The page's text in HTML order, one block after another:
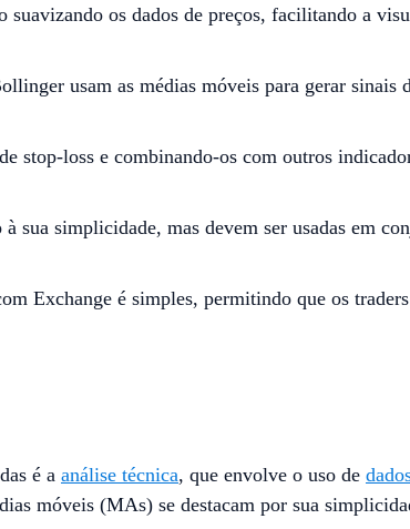
os dados de preços, facilitando a
usam as médias móveis para gerar
stop-loss e combinando-os com outros
sua simplicidade, mas devem ser usadas em
Exchange é simples, permitindo que os
é a análise técnica, que envolve o uso de
móveis (MAs) se destacam por sua